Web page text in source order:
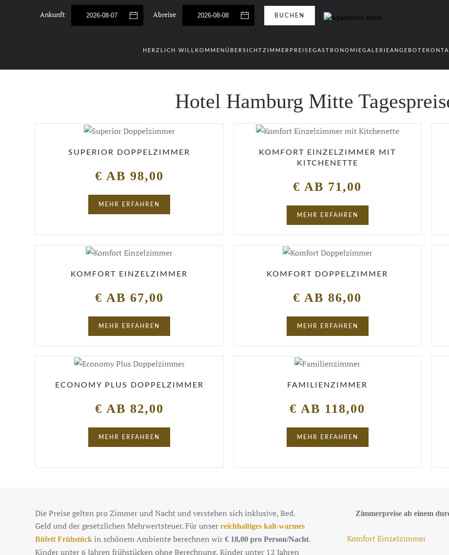
Ankunft Abreise
HERZLICH WILLKOMMEN ÜBERSICHTZIMMER PREISEGASTRONOMIEGALERIEANGEBOTE
Hotel Hamburg Mitte
SUPERIOR DOPPELZIMMER
€ AB 98,00
MEHR ERFAHREN
KOMFORT EINZELZIMMER MIT
KITCHENETTE
€ AB 71,00
MEHR ERFAHREN
KOMFORT EINZELZIMMER
€ AB 67,00
MEHR ERFAHREN
KOMFORT DOPPELZIMMER
€ AB 86,00
MEHR ERFAHREN
ECONOMY PLUS DOPPELZIMMER
€ AB 82,00
MEHR ERFAHREN
FAMILIENZIMMER
€ AB 118,00
MEHR ERFAHREN
Die Preise gelten pro Zimmer und Nacht und verstehen sich inklusive, Bed.
Geld und der gesetzlichen Mehrwertsteuer. Für unser reichhaltiges kalt-warmes
Büfett Frühstück in schönem Ambiente berechnen wir € 18,00 pro Person/Nacht.
Kinder unter 6 Jahren frühstücken ohne Berechnung, Kinder unter 12 Jahren
Zimmerpreise ab einem
Komfort Einzelzimmer